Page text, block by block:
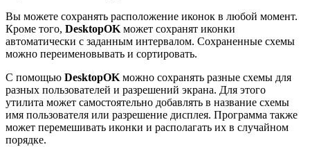
Вы можете сохранять расположение иконок в любой момент.
Кроме того, DesktopOK может сохранят иконки
автоматически с заданным интервалом. Сохраненные схемы
можно переименовывать и сортировать.
С помощью DesktopOK можно сохранять разные схемы для
разных пользователей и разрешений экрана. Для этого
утилита может самостоятельно добавлять в название схемы
имя пользователя или разрешение дисплея. Программа также
может перемешивать иконки и располагать их в случайном
порядке.